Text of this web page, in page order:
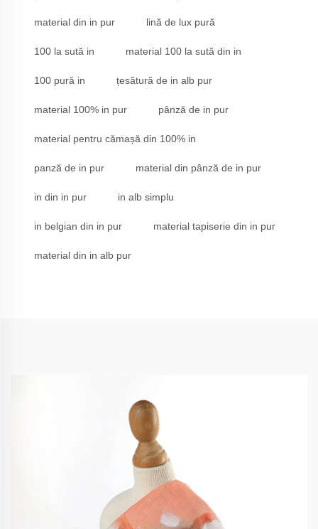
material din in pur lină de lux pură
100 la sută in material 100 la sută din in
100 pură in țesătură de in alb pur
material 100% in pur pânză de in pur
material pentru cămașă din 100% in
panză de in pur material din pânză de in pur
in din in pur in alb simplu
in belgian din in pur material tapiserie din in pur
material din in alb pur